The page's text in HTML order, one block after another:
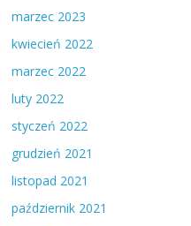
marzec 2023
kwiecień 2022
marzec 2022
luty 2022
styczeń 2022
grudzień 2021
listopad 2021
październik 2021